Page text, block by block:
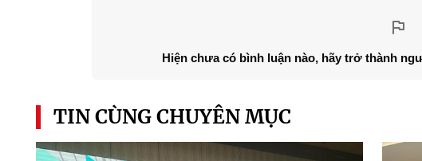
Hiện chưa có bình luận nào, hãy trở thành
TIN CÙNG CHUYÊN MỤC